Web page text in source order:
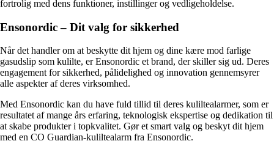
fortrolig med dens funktioner, instillinger og vedligeholdelse.
Ensonordic – Dit valg for sikkerhed
Når det handler om at beskytte dit hjem og dine kære mod farlige
gasudslip som kulilte, er Ensonordic et brand, der skiller sig ud. Deres
engagement for sikkerhed, pålidelighed og innovation gennemsyrer
alle aspekter af deres virksomhed.
Med Ensonordic kan du have fuld tillid til deres kuliltealarmer, som er
resultatet af mange års erfaring, teknologisk ekspertise og dedikation til
at skabe produkter i topkvalitet. Gør et smart valg og beskyt dit hjem
med en CO Guardian-kuliltealarm fra Ensonordic.